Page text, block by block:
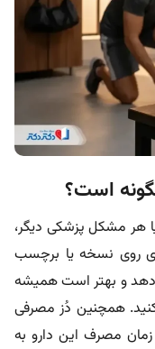
است؟
هر مشکل پزشکی دیگر،
روی نسخه یا برچسب
و بهتر است همیشه
همچنین دُزمصرفی
مصرف این دارو به